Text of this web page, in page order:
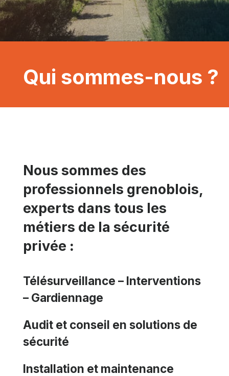
Qui sommes-nous ?
Nous sommes des
professionnels grenoblois,
experts dans tous les
métiers de la sécurité
privée :
Télésurveillance – Interventions
– Gardiennage
Audit et conseil en solutions de
sécurité
Installation et maintenance